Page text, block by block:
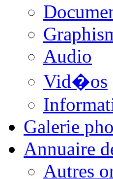
Audio
Vid�os
Galerie
Annuaire
Autres